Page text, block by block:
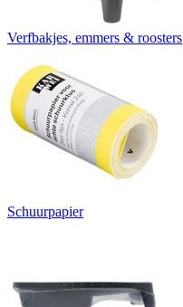
Verfbakjes, emmers & roosters
Schuurpapier